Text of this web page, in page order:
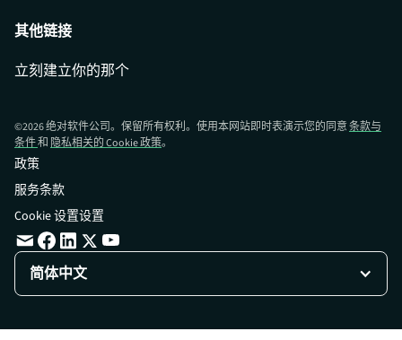
其他链接
立刻建立你的那个
简体中文
©2026绝对软件公司。保留所有权利。使用本网站即时表演示您的同意条款与
条件和 隐私相关的 Cookie 政策。
政策
服务条款
Cookie 设置设置